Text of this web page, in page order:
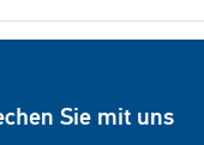
Sie mit uns